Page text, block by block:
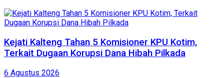
Kejati Kalteng Tahan 5 Komisioner KPU Kotim,
Terkait Dugaan Korupsi Dana Hibah Pilkada
6 Agustus 2026